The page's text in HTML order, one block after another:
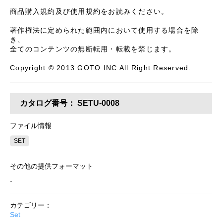
商品購入規約及び使用規約をお読みください。
著作権法に定められた範囲内において使用する場合を除
き、
全てのコンテンツの無断転用・転載を禁じます。
Copyright © 2013 GOTO INC All Right Reserved.
カタログ番号： SETU-0008
ファイル情報
SET
その他の提供フォーマット
-
カテゴリー：
Set